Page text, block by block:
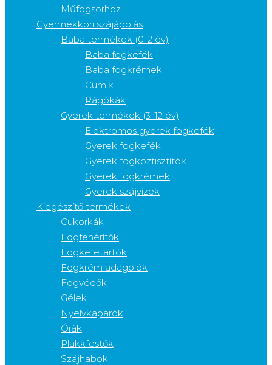
Műfogsorhoz
Gyermekkori szájápolás
Baba termékek (0-2 év)
Baba fogkefék
Baba fogkrémek
Cumik
Rágókák
Gyerek termékek (3-12 év)
Elektromos gyerek fogkefék
Gyerek fogkefék
Gyerek fogköztisztítók
Gyerek fogkrémek
Gyerek szájvizek
Kiegészítő termékek
Cukorkák
Fogfehérítők
Fogkefetartók
Fogkrém adagolók
Fogvédők
Gélek
Nyelvkaparók
Órák
Plakkfestők
Szájhabok